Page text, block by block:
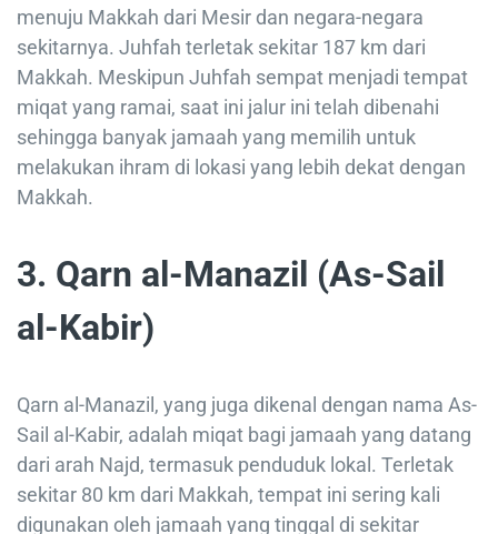
menuju Makkah dari Mesir dan negara-negara
sekitarnya. Juhfah terletak sekitar 187 km dari
Makkah. Meskipun Juhfah sempat menjadi tempat
miqat yang ramai, saat ini jalur ini telah dibenahi
sehingga banyak jamaah yang memilih untuk
melakukan ihram di lokasi yang lebih dekat dengan
Makkah.
3. Qarn al-Manazil (As-Sail
al-Kabir)
Qarn al-Manazil, yang juga dikenal dengan nama As-
Sail al-Kabir, adalah miqat bagi jamaah yang datang
dari arah Najd, termasuk penduduk lokal. Terletak
sekitar 80 km dari Makkah, tempat ini sering kali
digunakan oleh jamaah yang tinggal di sekitar